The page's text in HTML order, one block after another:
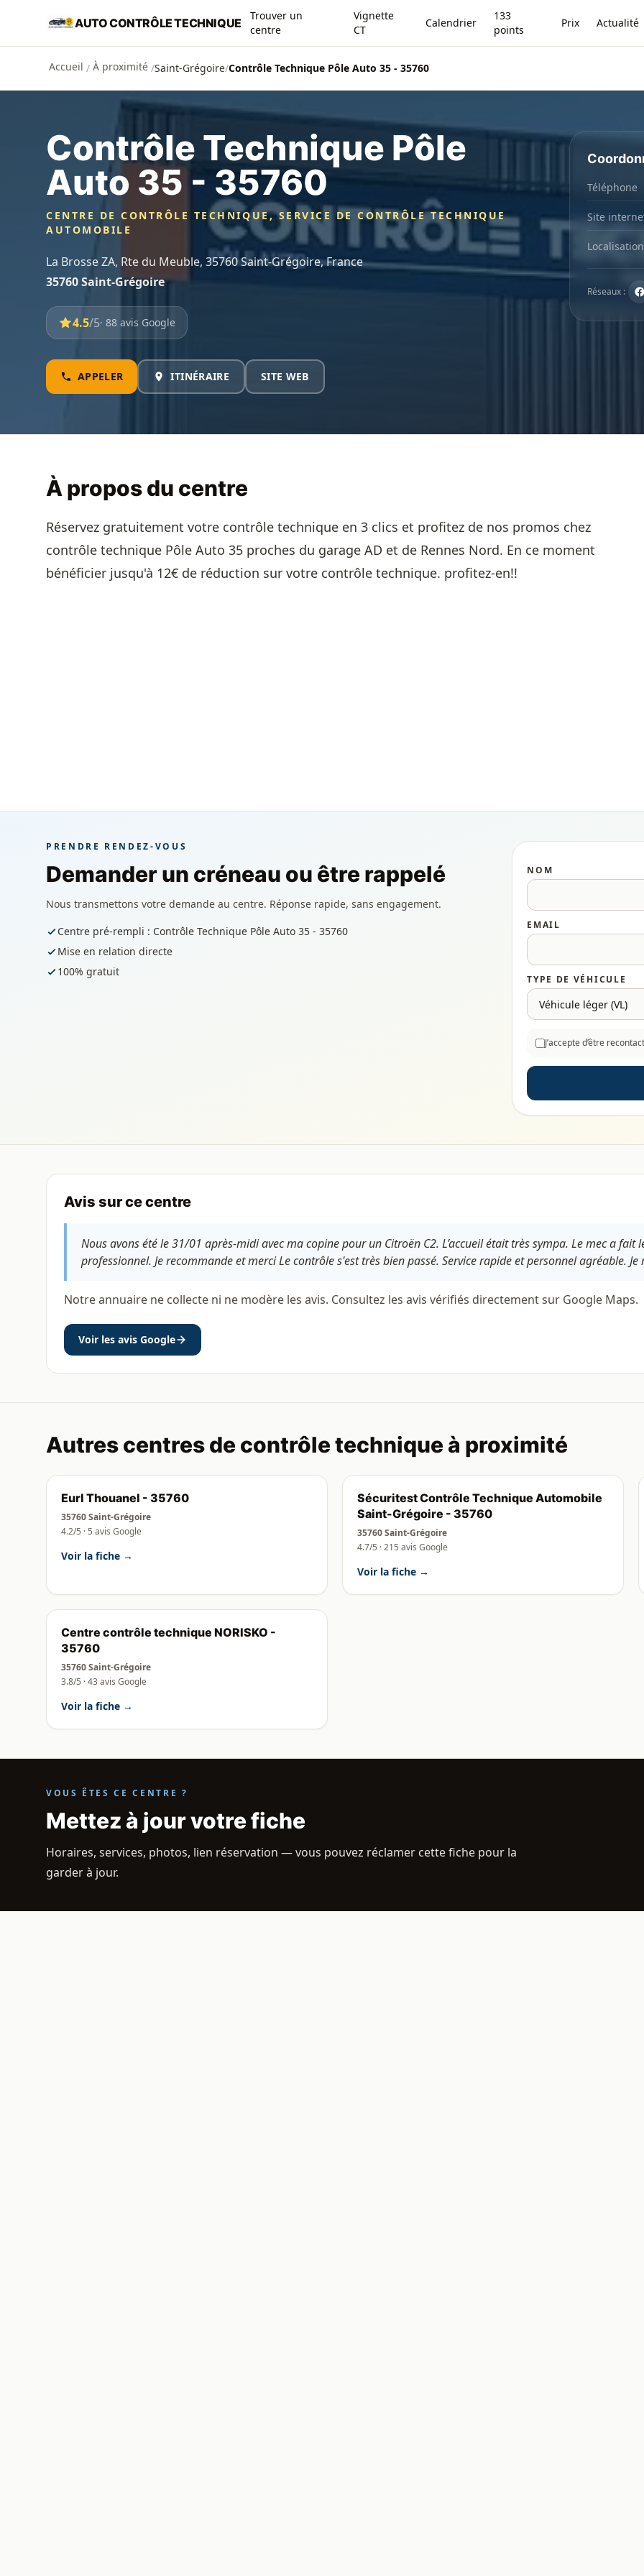
Aller au contenu principal
AUTO CONTRÔLE TECHNIQUE
Trouver un
centre
Vignette
CT
Calendrier
133
points
Prix Actualité
Accueil / À proximité /Saint-Grégoire/Contrôle Technique Pôle Auto 35 - 35760
Contrôle Technique Pôle
Auto 35 - 35760
CENTRE DE CONTRÔLE TECHNIQUE, SERVICE DE CONTRÔLE TECHNIQUE
AUTOMOBILE
La Brosse ZA, Rte du Meuble, 35760 Saint-Grégoire, France
35760 Saint-Grégoire
4.5/5· 88 avis Google
APPELER ITINÉRAIRE SITE WEB
Téléphone
Site
Localisation
Réseaux :
À propos du centre
Réservez gratuitement votre contrôle technique en 3 clics et profitez de nos promos chez
contrôle technique Pôle Auto 35 proches du garage AD et de Rennes Nord. En ce moment
bénéficier jusqu'à 12€ de réduction sur votre contrôle technique. profitez-en!!
PRENDRE RENDEZ-VOUS
Demander un créneau ou être rappelé
Nous transmettons votre demande au centre. Réponse rapide, sans engagement.
Centre pré-rempli : Contrôle Technique Pôle Auto 35 - 35760
Mise en relation directe
100% gratuit
NOM
EMAIL
TYPE DE VÉHICULE
J’accepte d’être
Avis sur ce centre
Nous avons été le 31/01 après-midi avec ma copine pour un Citroën C2. L’accueil était très sympa. Le mec a
professionnel. Je recommande et merci Le contrôle s'est très bien passé. Service rapide et personnel agréable. Je
Notre annuaire ne collecte ni ne modère les avis. Consultez les avis vérifiés directement sur Google Maps.
Voir les avis Google
Autres centres de contrôle technique à proximité
Eurl Thouanel - 35760
35760 Saint-Grégoire
4.2/5 · 5 avis Google
Voir la fiche →
Sécuritest Contrôle Technique Automobile
Saint-Grégoire - 35760
35760 Saint-Grégoire
4.7/5 · 215 avis Google
Voir la fiche →
Centre contrôle technique NORISKO -
35760
35760 Saint-Grégoire
3.8/5 · 43 avis Google
Voir la fiche →
VOUS ÊTES CE CENTRE ?
Mettez à jour votre fiche
Horaires, services, photos, lien réservation — vous pouvez réclamer cette fiche pour la
garder à jour.